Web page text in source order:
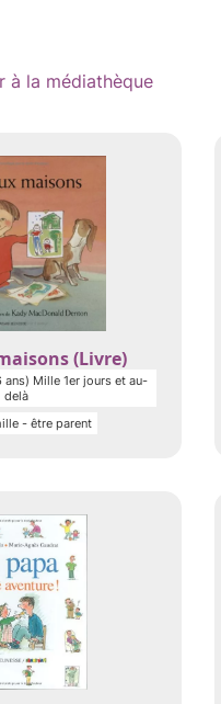
à la médiathèque
(Livre)
ans) Mille 1er jours et au-
delà
- être parent